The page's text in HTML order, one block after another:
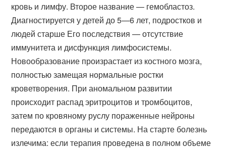
кровь и лимфу. Второе название — гемобластоз.
Диагностируется у детей до 5—6 лет, подростков и
людей старше Его последствия — отсутствие
иммунитета и дисфункция лимфосистемы.
Новообразование произрастает из костного мозга,
полностью замещая нормальные ростки
кроветворения. При аномальном развитии
происходит распад эритроцитов и тромбоцитов,
затем по кровяному руслу пораженные нейроны
передаются в органы и системы. На старте болезнь
излечима: если терапия проведена в полном объеме